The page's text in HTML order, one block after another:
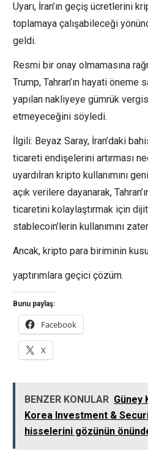
Uyarı, İran’ın geçiş ücretlerini
toplamaya çalışabileceği
geldi.
Resmi bir onay olmamasına
Trump, Tahran’ın hayati
yapılan nakliyeye gümrük
etmeyeceğini söyledi.
İlgili: Beyaz Saray, İran’daki
ticareti endişelerini artırması
uyardıİran kripto kullanımını
açık verilere dayanarak,
ticaretini kolaylaştırmak için
stablecoin’lerin kullanımını
Ancak, kripto para biriminin
yaptırımlara geçici çözüm.
Bunu paylaş:
Facebook
X
BENZER KONULAR Güney
Korea Investment &
hisselerini gözünün